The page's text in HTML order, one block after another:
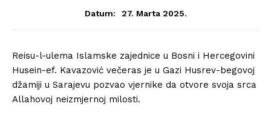
Datum: 27. Marta 2025.
Reisu-l-ulema Islamske zajednice u Bosni i Hercegovini
Husein-ef. Kavazović večeras je u Gazi Husrev-begovoj
džamiji u Sarajevu pozvao vjernike da otvore svoja srca
Allahovoj neizmjernoj milosti.